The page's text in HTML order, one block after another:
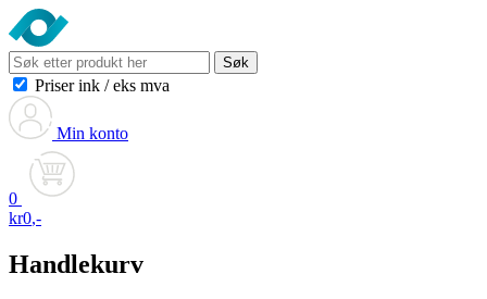
Søk
Priser ink / eks mva
Min konto
0
kr0,-
Handlekurv